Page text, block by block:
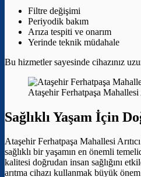
Filtre değişimi
Periyodik bakım
Arıza tespiti ve onarım
Yerinde teknik müdahale
Bu hizmetler sayesinde cihazınız
Ataşehir Ferhatpaşa Mahallesi
Sağlıklı Yaşam İçin
Ataşehir Ferhatpaşa Mahallesi
sağlıklı bir yaşamın en önemli
kalitesi doğrudan insan sağlığını
arıtma cihazı kullanmak büyük önem